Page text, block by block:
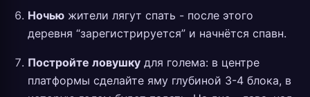
Ночью жители лягут спать - после этого
деревня “зарегистрируется” и начнётся спавн.
Постройте ловушку для голема: в центре
платформы сделайте яму глубиной 3-4 блока, в